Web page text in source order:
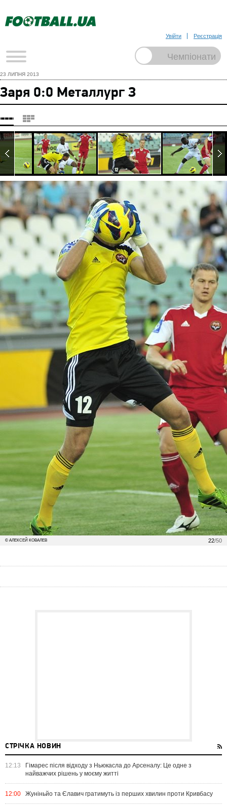
Увійти Реєстрація
23 ЛИПНЯ 2013
Заря 0:0 Металлург З
22/50
© АЛЕКСЕЙ КОВАЛЕВ
СТРІЧКА НОВИН
12:13
Гімарес після відходу з Ньюкасла до Арсеналу: Це одне з
найважчих рішень у моєму житті
12:00 Жуніньйо та Єлавич гратимуть із перших хвилин проти Кривбасу